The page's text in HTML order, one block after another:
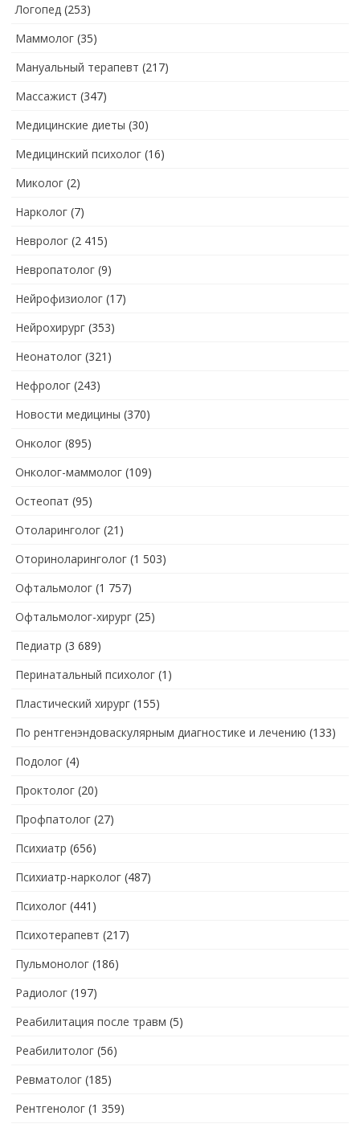
Логопед (253)
Маммолог (35)
Мануальный терапевт (217)
Массажист (347)
Медицинские диеты (30)
Медицинский психолог (16)
Миколог (2)
Нарколог (7)
Невролог (2 415)
Невропатолог (9)
Нейрофизиолог (17)
Нейрохирург (353)
Неонатолог (321)
Нефролог (243)
Новости медицины (370)
Онколог (895)
Онколог-маммолог (109)
Остеопат (95)
Отоларинголог (21)
Оториноларинголог (1 503)
Офтальмолог (1 757)
Офтальмолог-хирург (25)
Педиатр (3 689)
Перинатальный психолог (1)
Пластический хирург (155)
По рентгенэндоваскулярным диагностике и лечению (133)
Подолог (4)
Проктолог (20)
Профпатолог (27)
Психиатр (656)
Психиатр-нарколог (487)
Психолог (441)
Психотерапевт (217)
Пульмонолог (186)
Радиолог (197)
Реабилитация после травм (5)
Реабилитолог (56)
Ревматолог (185)
Рентгенолог (1 359)